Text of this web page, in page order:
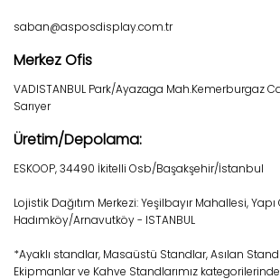
saban@asposdisplay.com.tr
Merkez Ofis
VADISTANBUL Park/Ayazaga Mah.Kemerburgaz
Sarıyer
Üretim/Depolama:
ESKOOP, 34490 İkitelli Osb/Başakşehir/İstanbul
Lojistik Dağıtım Merkezi: Yeşilbayır Mahallesi,
Hadımköy/Arnavutköy - ISTANBUL
*Ayaklı standlar, Masaüstü Standlar, Asılan
Ekipmanlar ve Kahve Standlarımız